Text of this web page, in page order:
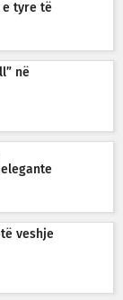
e tyre të
në
veshje